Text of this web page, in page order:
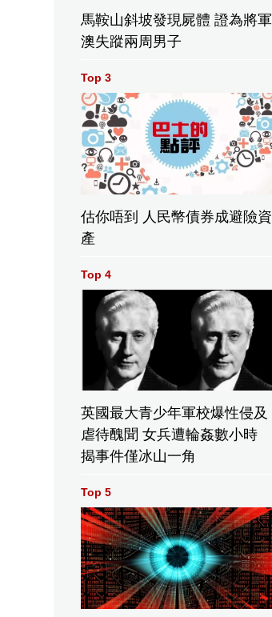
馬鞍山斜坡發現屍體 證為將軍
澳失蹤兩周男子
Top 3
估你唔到 人民幣債券成避險資
產
Top 4
英國最大青少年軍校爆性侵及
虐待醜聞 女兵遭輪姦數小時
揭事件僅冰山一角
Top 5